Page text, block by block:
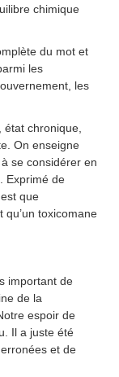
chimique
du mot et
les
les
état chronique,
On enseigne
se considérer en
Exprimé de
que
qu’un toxicomane
important de
de la
espoir de
Il a juste été
et de